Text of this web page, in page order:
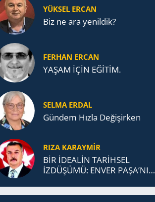
YÜKSEL ERCAN
Biz ne ara yenildik?
FERHAN ERCAN
YAŞAM İÇİN EĞİTİM.
SELMA ERDAL
Gündem Hızla Değişirken
RIZA KARAYMIR
BİR İDEALİN TARİHSEL
İZDÜŞÜMÜ: ENVER PAŞA’NIN